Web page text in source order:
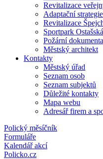
Revitalizace
Adaptační
Revitalizace
Sportpark Ostašská
Požární
Městský architekt
Kontakty
Městský úřad
Seznam osob
Seznam subjektů
Důležité kontakty
Mapa webu
Adresář firem a
Polický měsíčník
Formuláře
Kalendář akcí
Policko.cz